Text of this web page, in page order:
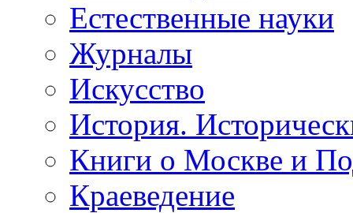
Естественные науки
Журналы
Искусство
История.
Книги о Москве и
Краеведение